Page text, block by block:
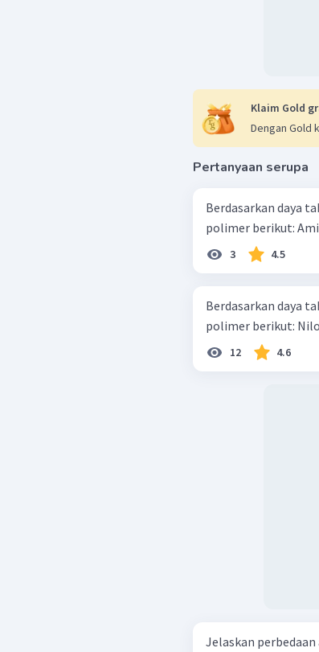
Klaim Gold
Dengan Gold
Pertanyaan serupa
Berdasarkan daya
polimer
3 4.5
Berdasarkan daya
polimer
12 4.6
Jelaskan